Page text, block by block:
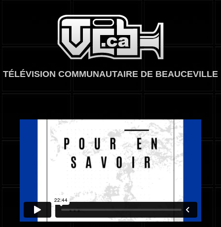
TÉLÉVISION COMMUNAUTAIRE DE BEAUCEVILLE